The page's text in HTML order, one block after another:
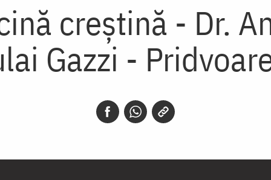
creștină - Dr.
Gazzi -